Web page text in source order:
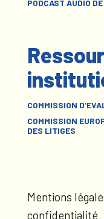
PODCAST AUDIO
COMMISSION
COMMISSION
DES LITIGES
Mentions
confidentialité